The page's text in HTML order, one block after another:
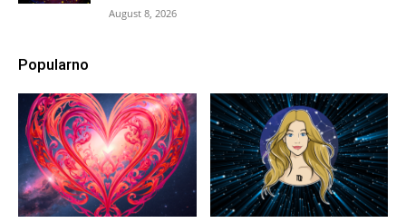
August 8, 2026
Popularno